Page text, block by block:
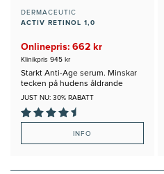
DERMACEUTIC
ACTIV RETINOL 1,0
Onlinepris: 662 kr
Klinikpris 945 kr
Starkt Anti-Age serum. Minskar
tecken på hudens åldrande
JUST NU: 30% RABATT
INFO